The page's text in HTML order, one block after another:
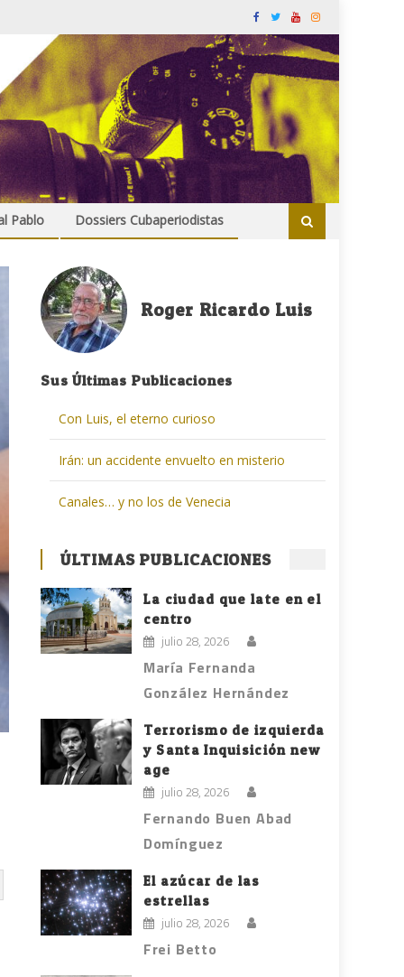
Pablo Dossiers Cubaperiodistas
Roger Ricardo Luis
Sus Últimas Publicaciones
Con Luis, el eterno curioso
Irán: un accidente envuelto en misterio
Canales… y no los de Venecia
ÚLTIMAS PUBLICACIONES
La ciudad que late en el
centro
julio 28, 2026
María Fernanda
González Hernández
Terrorismo de izquierda
y Santa Inquisición new
age
julio 28, 2026
Fernando Buen Abad
Domínguez
El azúcar de las
estrellas
julio 28, 2026
Frei Betto